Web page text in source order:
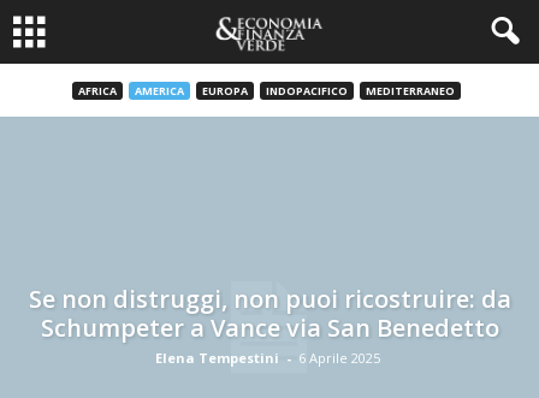
AFRICA AMERICA EUROPA INDOPACIFICO MEDITERRANEO
Se non distruggi, non puoi ricostruire: da
Schumpeter a Vance via San Benedetto
Elena Tempestini - 6 Aprile 2025